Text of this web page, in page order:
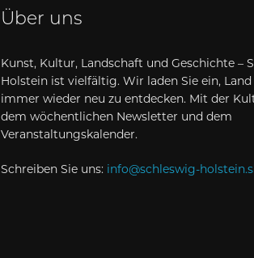
Über uns
Kunst, Kultur, Landschaft und Geschichte –
Holstein ist vielfältig. Wir laden Sie ein,
immer wieder neu zu entdecken. Mit der
dem wöchentlichen Newsletter und dem
Veranstaltungskalender.
Schreiben Sie uns: info@schleswig-